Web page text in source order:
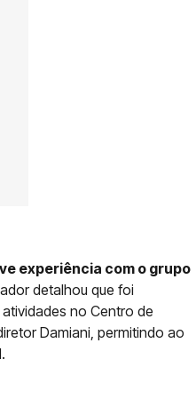
experiência com o grupo
detalhou que foi
no Centro de
Damiani, permitindo ao